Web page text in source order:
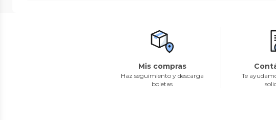
Mis compras
Haz seguimiento y descarga
boletas
Te